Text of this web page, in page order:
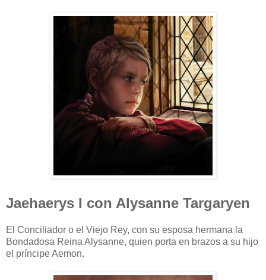
Jaehaerys I con Alysanne Targaryen
El Conciliador o el Viejo Rey, con su esposa hermana la
Bondadosa Reina Alysanne, quien porta en brazos a su hijo
el príncipe Aemon.